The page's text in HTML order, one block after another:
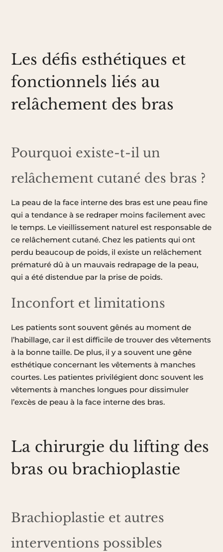
Les défis esthétiques et
fonctionnels liés au
relâchement des bras
Pourquoi existe-t-il un
relâchement cutané des bras ?
La peau de la face interne des bras est une peau fine
qui a tendance à se redraper moins facilement avec
le temps. Le vieillissement naturel est responsable de
ce relâchement cutané. Chez les patients qui ont
perdu beaucoup de poids, il existe un relâchement
prématuré dû à un mauvais redrapage de la peau,
qui a été distendue par la prise de poids.
Inconfort et limitations
Les patients sont souvent gênés au moment de
l’habillage, car il est difficile de trouver des vêtements
à la bonne taille. De plus, il y a souvent une gêne
esthétique concernant les vêtements à manches
courtes. Les patientes privilégient donc souvent les
vêtements à manches longues pour dissimuler
l’excès de peau à la face interne des bras.
La chirurgie du lifting des
bras ou brachioplastie
Brachioplastie et autres
interventions possibles